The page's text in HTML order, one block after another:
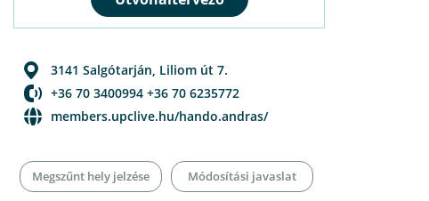
3141 Salgótarján, Liliom út 7.
+36 70 3400994 +36 70 6235772
members.upclive.hu/hando.andras/
Megszűnt hely jelzése Módosítási javaslat